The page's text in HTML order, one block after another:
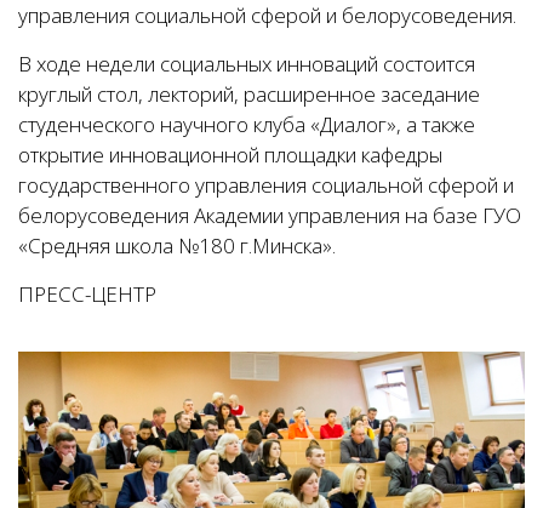
управления социальной сферой и белорусоведения.
В ходе недели социальных инноваций состоится
круглый стол, лекторий, расширенное заседание
студенческого научного клуба «Диалог», а также
открытие инновационной площадки кафедры
государственного управления социальной сферой и
белорусоведения Академии управления на базе ГУО
«Средняя школа №180 г.Минска».
ПРЕСС-ЦЕНТР